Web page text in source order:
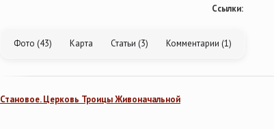
Ссылки:
Фото (43) Карта Статьи (3) Комментарии (1)
Становое. Церковь Троицы Живоначальной